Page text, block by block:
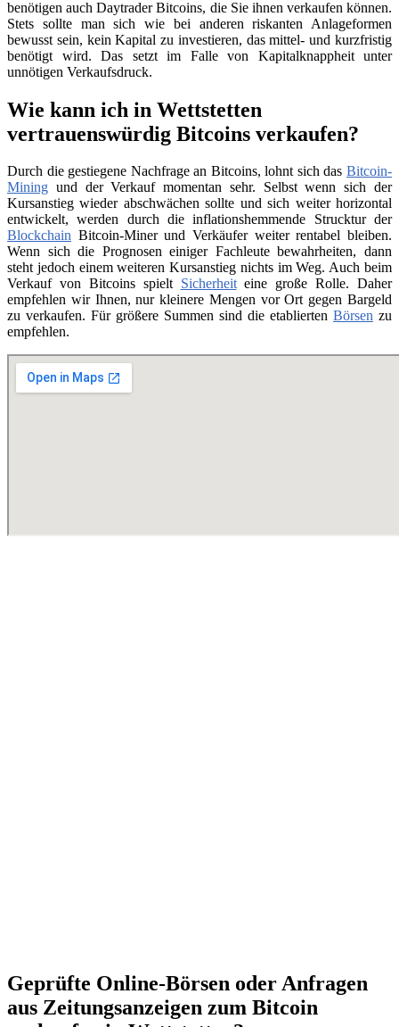
benötigen auch Daytrader Bitcoins, die Sie ihnen verkaufen können.
Stets sollte man sich wie bei anderen riskanten Anlageformen
bewusst sein, kein Kapital zu investieren, das mittel- und kurzfristig
benötigt wird. Das setzt im Falle von Kapitalknappheit unter
unnötigen Verkaufsdruck.
Wie kann ich in Wettstetten
vertrauenswürdig Bitcoins verkaufen?
Durch die gestiegene Nachfrage an Bitcoins, lohnt sich das Bitcoin-
Mining und der Verkauf momentan sehr. Selbst wenn sich der
Kursanstieg wieder abschwächen sollte und sich weiter horizontal
entwickelt, werden durch die inflationshemmende Strucktur der
Blockchain Bitcoin-Miner und Verkäufer weiter rentabel bleiben.
Wenn sich die Prognosen einiger Fachleute bewahrheiten, dann
steht jedoch einem weiteren Kursanstieg nichts im Weg. Auch beim
Verkauf von Bitcoins spielt Sicherheiteine große Rolle. Daher
empfehlen wir Ihnen, nur kleinere Mengen vor Ort gegen Bargeld
zu verkaufen. Für größere Summen sind die etablierten Börsen zu
empfehlen.
Geprüfte Online-Börsen oder Anfragen
aus Zeitungsanzeigen zum Bitcoin